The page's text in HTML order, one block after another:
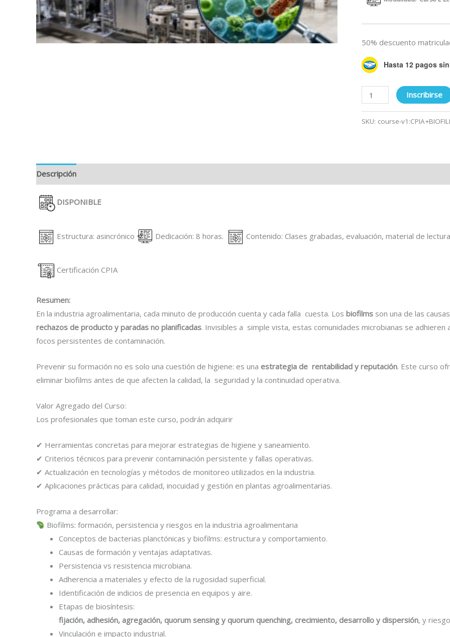
50% descuento
Hasta 12 pagos
Inscribirse
SKU: course-
Descripción
DISPONIBLE
Estructura: asincrónico Dedicación: 8 horas. Contenido: Clases grabadas, evaluación, material de lectura
Certificación CPIA
Resumen:
En la industria agroalimentaria, cada minuto de producción cuenta y cada falla cuesta. Los biofilms son una de las
rechazos de producto y paradas no planificadas. Invisibles a simple vista, estas comunidades microbianas se
focos persistentes de contaminación.
Prevenir su formación no es solo una cuestión de higiene: es una estrategia de rentabilidad y reputación. Este curso
eliminar biofilms antes de que afecten la calidad, la seguridad y la continuidad operativa.
Valor Agregado del Curso:
Los profesionales que toman este curso, podrán adquirir
✔ Herramientas concretas para mejorar estrategias de higiene y saneamiento.
✔ Criterios técnicos para prevenir contaminación persistente y fallas operativas.
✔ Actualización en tecnologías y métodos de monitoreo utilizados en la industria.
✔ Aplicaciones prácticas para calidad, inocuidad y gestión en plantas agroalimentarias.
Programa a desarrollar:
Biofilms: formación, persistencia y riesgos en la industria agroalimentaria
Conceptos de bacterias planctónicas y biofilms: estructura y comportamiento.
Causas de formación y ventajas adaptativas.
Persistencia vs resistencia microbiana.
Adherencia a materiales y efecto de la rugosidad superficial.
Identificación de indicios de presencia en equipos y aire.
Etapas de biosíntesis:
fijación, adhesión, agregación, quorum sensing y quorum quenching, crecimiento, desarrollo y dispersión, y
Vinculación e impacto industrial.